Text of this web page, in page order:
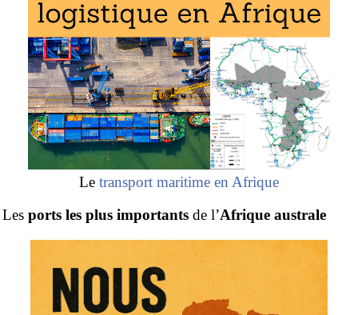
Le transport maritime en Afrique
Les ports les plus importants de l’Afrique australe